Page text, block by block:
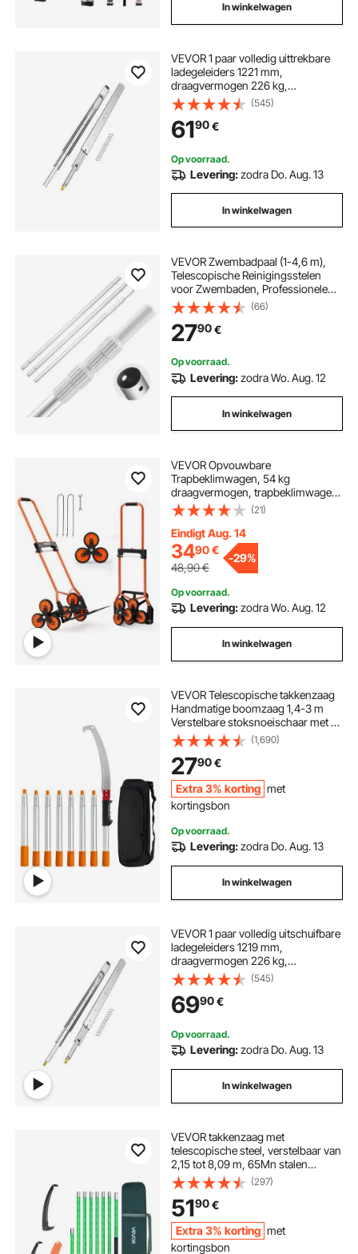
In winkelwagen
VEVOR 1 paar volledig uittrekbare
ladegeleiders 1221 mm,
draagvermogen 226 kg,
ladegeleiders, kogellagers met slot,
zijdelings gemonteerde
telescopische geleiders voor
planken, kasten, industriële lades
(545)
6190€
Op voorraad.
Levering:zodra Do. Aug. 13
In winkelwagen
VEVOR Zwembadpaal (1-4,6 m),
Telescopische Reinigingsstelen
voor Zwembaden, Professionele
Verstelbare Telescopische Steel met
2 Verlengstokken, Reinigingsstang
voor Borstel, Stofzuigkop
(66)
2790€
Op voorraad.
Levering:zodra Wo. Aug. 12
In winkelwagen
VEVOR Opvouwbare
Trapbeklimwagen, 54 kg
draagvermogen, trapbeklimwagen
met telescopische handgreep, 6
wielen en 2 spanbanden,
transportkar, trapbeklimwagen,
ideaal voor huishoudelijk gebruik,
boodschappen doen en
magazijngebruik.
(21)
Eindigt Aug. 14
3490€
48,90€
-29%
Op voorraad.
Levering:zodra Wo. Aug. 12
In winkelwagen
VEVOR Telescopische takkenzaag
Handmatige boomzaag 1,4-3 m
Verstelbare stoksnoeischaar met 8
stangen Snoeischaar Telescopisch
blad van koolstofstaal Bereik tot
298 cm voor het snoeien van
takken, struiken en stammen
(1,690)
2790€
Extra 3% korting met
kortingsbon
Op voorraad.
Levering:zodra Do. Aug. 13
In winkelwagen
VEVOR 1 paar volledig uitschuifbare
ladegeleiders 1219 mm,
draagvermogen 226 kg,
ladegeleiders, dubbel
vergrendelingsmechanisme,
telescopische zijdelingse geleiders
voor planken, kasten en industriële
lades
(545)
6990€
Op voorraad.
Levering:zodra Do. Aug. 13
In winkelwagen
VEVOR takkenzaag met
telescopische steel, verstelbaar van
2,15 tot 8,09 m, 65Mn stalen
zaagblad, lichtgewicht
glasvezelsteel, voor het snoeien
van hoge takken, telescopische
boomzaag voor palmen en
struiken.
(297)
5190€
Extra 3% korting met
kortingsbon